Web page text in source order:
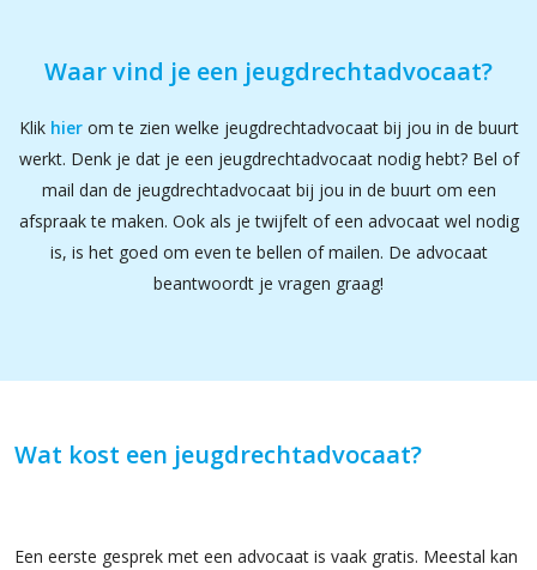
Waar vind je een jeugdrechtadvocaat?
Klik hierom te zien welke jeugdrechtadvocaat bij jou in de buurt
werkt. Denk je dat je een jeugdrechtadvocaat nodig hebt? Bel of
mail dan de jeugdrechtadvocaat bij jou in de buurt om een
afspraak te maken. Ook als je twijfelt of een advocaat wel nodig
is, is het goed om even te bellen of mailen. De advocaat
beantwoordt je vragen graag!
Wat kost een jeugdrechtadvocaat?
Een eerste gesprek met een advocaat is vaak gratis. Meestal kan